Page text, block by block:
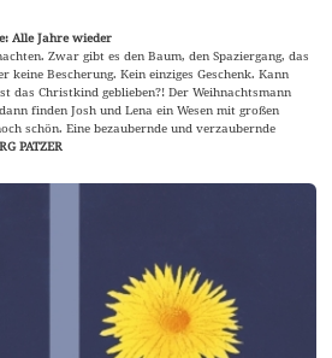
Alle Jahre wieder
Zwar gibt es den Baum, den Spaziergang, das
keine Bescherung. Kein einziges Geschenk. Kann
das Christkind geblieben?! Der Weihnachtsmann
finden Josh und Lena ein Wesen mit großen
schön. Eine bezaubernde und verzaubernde
PATZER